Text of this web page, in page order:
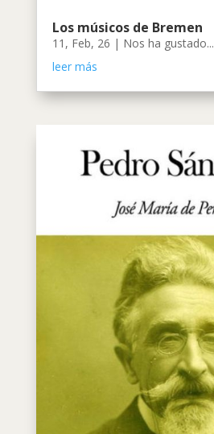
Los músicos de Bremen
11, Feb, 26 | Nos ha gustado...
leer más